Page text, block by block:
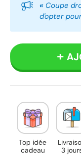
« Coupe
d'opter
Top idée
cadeau
3